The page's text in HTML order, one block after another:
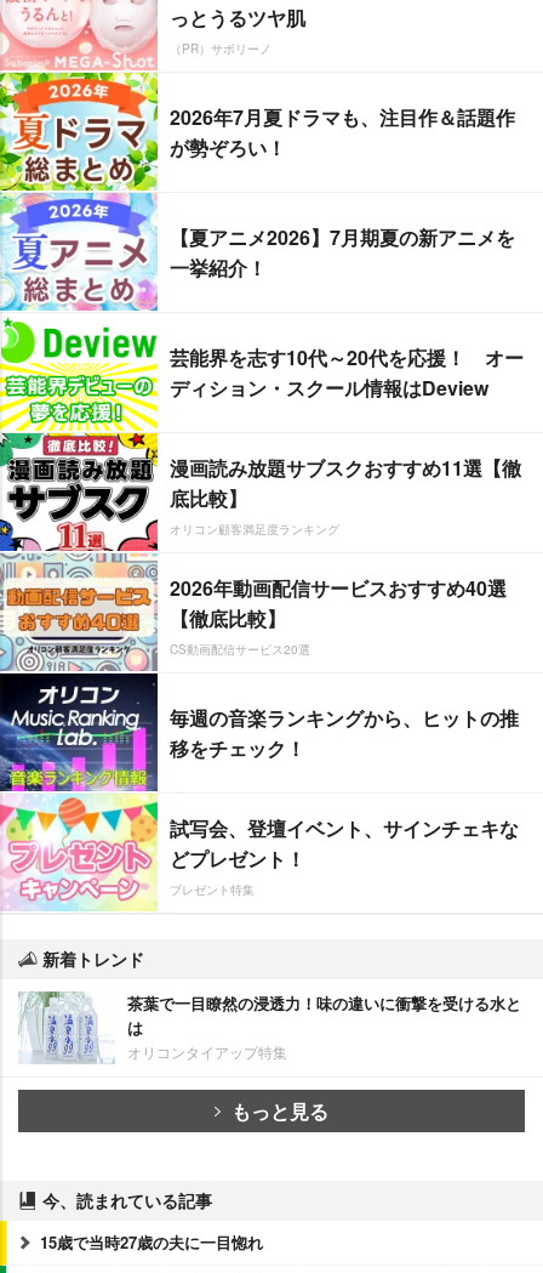
っとうるツヤ肌
（PR）サボリーノ
2026年7月夏ドラマも、注目作＆話題作
が勢ぞろい！
【夏アニメ2026】7月期夏の新アニメを
一挙紹介！
芸能界を志す10代～20代を応援！ オー
ディション・スクール情報はDeview
漫画読み放題サブスクおすすめ11選【徹
底比較】
オリコン顧客満足度ランキング
2026年動画配信サービスおすすめ40選
【徹底比較】
CS動画配信サービス20選
毎週の音楽ランキングから、ヒットの推
移をチェック！
試写会、登壇イベント、サインチェキな
どプレゼント！
プレゼント特集
新着トレンド
茶葉で一目瞭然の浸透力！味の違いに衝撃を受ける水と
は
オリコンタイアップ特集
もっと見る
今、読まれている記事
15歳で当時27歳の夫に一目惚れ